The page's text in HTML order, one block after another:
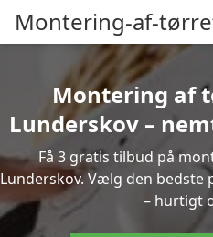
Montering-af-
Montering af
Lunderskov –
Få 3 gratis tilbud på
Lunderskov. Vælg den
– hurtigt